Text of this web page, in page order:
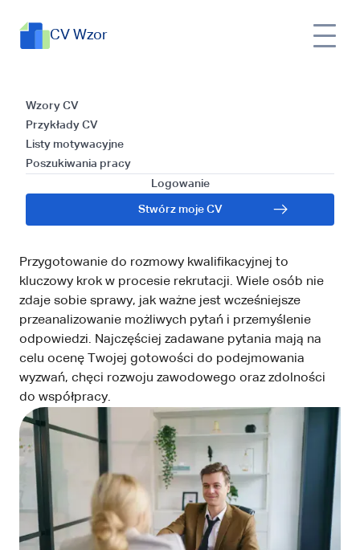
CV Wzor
Wzory CV
Przykłady CV
Listy motywacyjne
Poszukiwania pracy
Logowanie
Stwórz moje CV
25 najczęstszych pytań na
rozmowie kwalifikacyjnej:
Przygotowanie do rozmowy kwalifikacyjnej to
kluczowy krok w procesie rekrutacji. Wiele osób nie
zdaje sobie sprawy, jak ważne jest wcześniejsze
przeanalizowanie możliwych pytań i przemyślenie
odpowiedzi. Najczęściej zadawane pytania mają na
celu ocenę Twojej gotowości do podejmowania
wyzwań, chęci rozwoju zawodowego oraz zdolności
do współpracy.